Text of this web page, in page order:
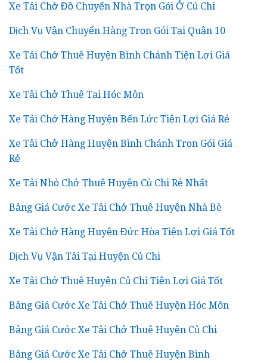
Xe Tải Chở Đồ Chuyển Nhà Trọn Gói Ở Củ Chi
Dịch Vụ Vận Chuyển Hàng Trọn Gói Tại Quận 10
Xe Tải Chở Thuê Huyện Bình Chánh Tiện Lợi Giá
Tốt
Xe Tải Chở Thuê Tại Hóc Môn
Xe Tải Chở Hàng Huyện Bến Lức Tiện Lợi Giá Rẻ
Xe Tải Chở Hàng Huyện Bình Chánh Trọn Gói Giá
Rẻ
Xe Tải Nhỏ Chở Thuê Huyện Củ Chi Rẻ Nhất
Bảng Giá Cước Xe Tải Chở Thuê Huyện Nhà Bè
Xe Tải Chở Hàng Huyện Đức Hòa Tiện Lợi Giá Tốt
Dịch Vụ Vận Tải Tại Huyện Củ Chi
Xe Tải Chở Thuê Huyện Củ Chi Tiện Lợi Giá Tốt
Bảng Giá Cước Xe Tải Chở Thuê Huyện Hóc Môn
Bảng Giá Cước Xe Tải Chở Thuê Huyện Củ Chi
Bảng Giá Cước Xe Tải Chở Thuê Huyện Bình